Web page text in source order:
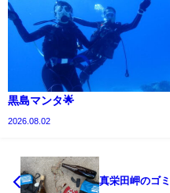
黒島マンタ🌟
2026.08.02
真栄田岬のゴミ